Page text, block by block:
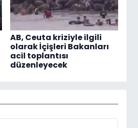
AB, Ceuta kriziyle ilgili
olarak İçişleri Bakanları
acil toplantısı
düzenleyecek